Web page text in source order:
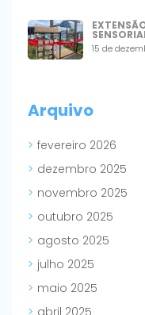
15 de
Arquivo
fevereiro 2026
dezembro 2025
novembro 2025
outubro 2025
agosto 2025
julho 2025
maio 2025